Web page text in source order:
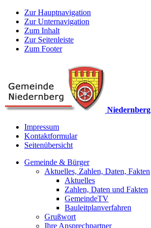
Zur Hauptnavigation
Zur Unternavigation
Zum Inhalt
Zur Seitenleiste
Zum Footer
Niedernberg
Impressum
Kontaktformular
Seitenübersicht
Gemeinde & Bürger
Aktuelles, Zahlen, Daten, Fakten
Aktuelles
Zahlen, Daten und Fakten
GemeindeTV
Bauleitplanverfahren
Grußwort
Ihre Ansprechpartner